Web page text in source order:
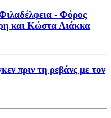
- Φόρος
και Κώστα Λιάκκα
πριν τη ρεβάνς με τον